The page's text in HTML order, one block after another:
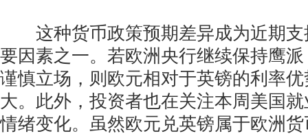
这种货币政策预期差异成为近期支
要因素之一。若欧洲央行继续保持鹰
谨慎立场，则欧元相对于英镑的利率
大。此外，投资者也在关注本周美国
情绪变化。虽然欧元兑英镑属于欧洲